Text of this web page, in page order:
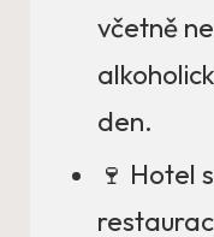
včetně
den.
🍷 Hotel